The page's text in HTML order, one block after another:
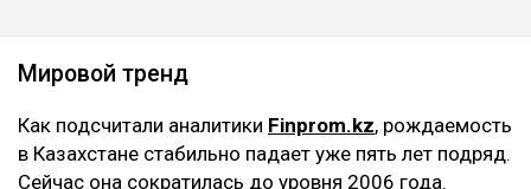
Мировой тренд
Как подсчитали аналитики Finprom.kz, рождаемость
в Казахстане стабильно падает уже пять лет подряд.
Сейчас она сократилась до уровня 2006 года.